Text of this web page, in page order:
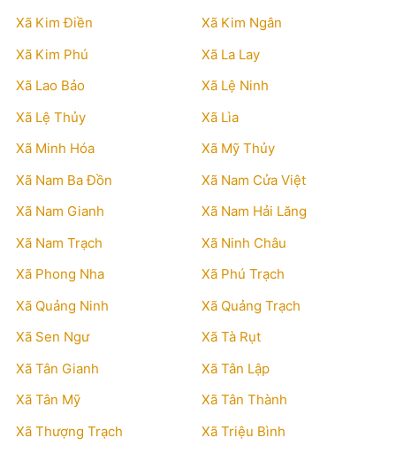
Xã Kim Điền
Xã Kim Ngân
Xã Kim Phú
Xã La Lay
Xã Lao Bảo
Xã Lệ Ninh
Xã Lệ Thủy
Xã Lìa
Xã Minh Hóa
Xã Mỹ Thủy
Xã Nam Ba Đồn
Xã Nam Cửa Việt
Xã Nam Gianh
Xã Nam Hải Lăng
Xã Nam Trạch
Xã Ninh Châu
Xã Phong Nha
Xã Phú Trạch
Xã Quảng Ninh
Xã Quảng Trạch
Xã Sen Ngư
Xã Tà Rụt
Xã Tân Gianh
Xã Tân Lập
Xã Tân Mỹ
Xã Tân Thành
Xã Thượng Trạch
Xã Triệu Bình